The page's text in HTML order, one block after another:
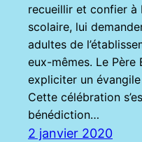
recueillir et confier à
scolaire, lui
adultes de
eux-mêmes. Le Père
expliciter un
Cette célébration
bénédiction…
2 janvier 2020